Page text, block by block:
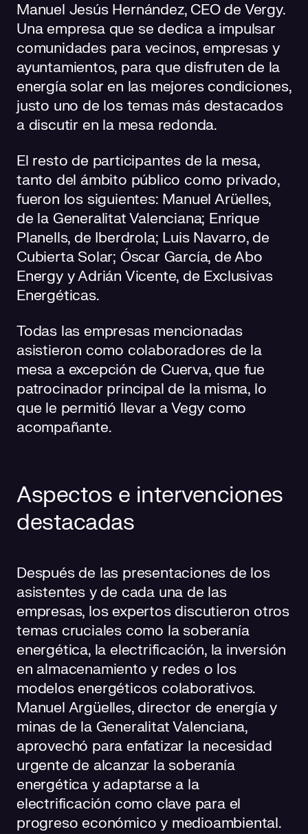
Manuel Jesús Hernández, CEO de Vergy.
Una empresa que se dedica a impulsar
comunidades para vecinos, empresas y
ayuntamientos, para que disfruten de la
energía solar en las mejores condiciones,
justo uno de los temas más destacados
a discutir en la mesa redonda.
El resto de participantes de la mesa,
tanto del ámbito público como privado,
fueron los siguientes: Manuel Arüelles,
de la Generalitat Valenciana; Enrique
Planells, de Iberdrola; Luis Navarro, de
Cubierta Solar; Óscar García, de Abo
Energy y Adrián Vicente, de Exclusivas
Energéticas.
Todas las empresas mencionadas
asistieron como colaboradores de la
mesa a excepción de Cuerva, que fue
patrocinador principal de la misma, lo
que le permitió llevar a Vegy como
acompañante.
Aspectos e intervenciones
destacadas
Después de las presentaciones de los
asistentes y de cada una de las
empresas, los expertos discutieron otros
temas cruciales como la soberanía
energética, la electrificación, la inversión
en almacenamiento y redes o los
modelos energéticos colaborativos.
Manuel Argüelles, director de energía y
minas de la Generalitat Valenciana,
aprovechó para enfatizar la necesidad
urgente de alcanzar la soberanía
energética y adaptarse a la
electrificación como clave para el
progreso económico y medioambiental.